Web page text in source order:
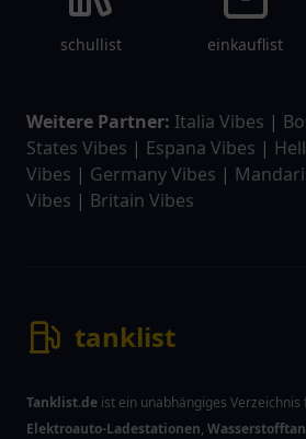
schullist einkauflist
Weitere Partner: Italia Vibes |
States Vibes | Espana Vibes |
Vibes | Germany Vibes |
Vibes | Britain Vibes
tanklist
Tanklist.de ist ein unabhängiges Verzeichnis
Elektroauto-Ladestationen,